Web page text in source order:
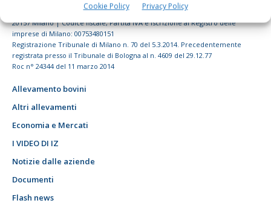
Cookie Policy Privacy Policy
© Tecniche Nuove Spa. Tutti i diritti riservati. Sede legale Via Eritrea 21 -
20157 Milano | Codice fiscale, Partita IVA e Iscrizione al Registro delle
imprese di Milano: 00753480151
Registrazione Tribunale di Milano n. 70 del 5.3.2014. Precedentemente
registrata presso il Tribunale di Bologna al n. 4609 del 29.12.77
Roc n° 24344 del 11 marzo 2014
Allevamento bovini
Altri allevamenti
Economia e Mercati
I VIDEO DI IZ
Notizie dalle aziende
Documenti
Flash news